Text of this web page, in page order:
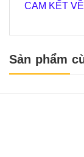
CAM KẾT
Sản phẩm